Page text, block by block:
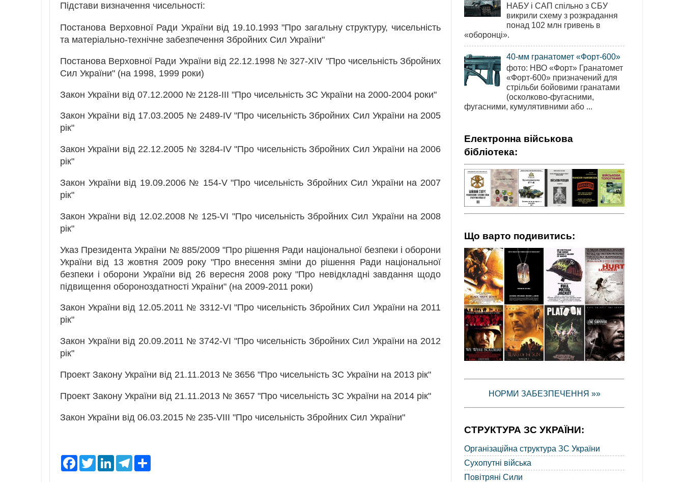
Підстави визначення чисельності:
Постанова Верховної Ради України від 19.10.1993 "Про загальну структуру, чисельність
та матеріально-технічне забезпечення Збройних Сил України"
Постанова Верховної Ради України від 22.12.1998 № 327-XIV "Про чисельність Збройних
Сил України" (на 1998, 1999 роки)
Закон України від 07.12.2000 № 2128-III "Про чисельність ЗС України на 2000-2004 роки"
Закон України від 17.03.2005 № 2489-IV "Про чисельність Збройних Сил України на 2005
рік"
Закон України від 22.12.2005 № 3284-IV "Про чисельність Збройних Сил України на 2006
рік"
Закон України від 19.09.2006 № 154-V "Про чисельність Збройних Сил України на 2007
рік"
Закон України від 12.02.2008 № 125-VI "Про чисельність Збройних Сил України на 2008
рік"
Указ Президента України № 885/2009 "Про рішення Ради національної безпеки і оборони
України від 13 жовтня 2009 року "Про внесення зміни до рішення Ради національної
безпеки і оборони України від 26 вересня 2008 року "Про невідкладні завдання щодо
підвищення обороноздатності України" (на 2009-2011 роки)
Закон України від 12.05.2011 № 3312-VI "Про чисельність Збройних Сил України на 2011
рік"
Закон України від 20.09.2011 № 3742-VI "Про чисельність Збройних Сил України на 2012
рік"
Проект Закону України від 21.11.2013 № 3656 "Про чисельність ЗС України на 2013 рік"
Проект Закону України від 21.11.2013 № 3657 "Про чисельність ЗС України на 2014 рік"
Закон України від 06.03.2015 № 235-VIII "Про чисельність Збройних Сил України"
F
a
T
w
L
T
НАБУ і САП спільно з СБУ
викрили схему з розкрадання
понад 102 млн гривень в
«оборонці».
40-мм гранатомет «Форт-600»
фото: НВО «Форт» Гранатомет
«Форт-600» призначений для
стрільби бойовими гранатами
(осколково-фугасними,
фугасними, кумулятивними або ...
Електронна військова
бібліотека:
Що варто подивитись:
НОРМИ ЗАБЕЗПЕЧЕННЯ »»
СТРУКТУРА ЗС УКРАЇНИ:
Організаційна структура ЗС України
Сухопутні війська
Повітряні Сили